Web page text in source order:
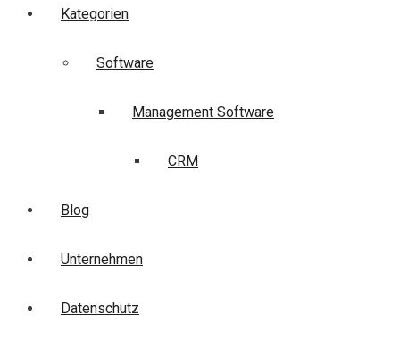
Kategorien
Software
Management Software
CRM
Blog
Unternehmen
Datenschutz